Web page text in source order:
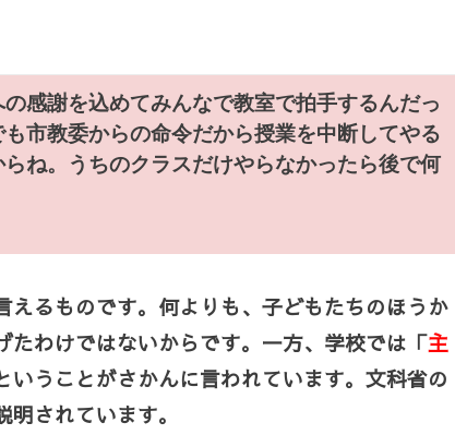
感謝を込めてみんなで教室で拍手するんだっ
市教委からの命令だから授業を中断してやる
ね。うちのクラスだけやらなかったら後で何
るものです。何よりも、子どもたちのほうか
たわけではないからです。一方、学校では「主
いうことがさかんに言われています。文科省の
されています。